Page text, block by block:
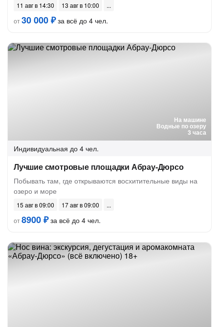
11 авг в 14:30
13 авг в 10:00
от30 000 ₽за всё до 4 чел.
На машине
Водные по озеру
3 часа
Индивидуальная до 4 чел.
Лучшие смотровые площадки Абрау-Дюрсо
Побывать там, где открываются восхитительные виды на
озеро и море
15 авг в 09:00
17 авг в 09:00
от8900 ₽за всё до 4 чел.